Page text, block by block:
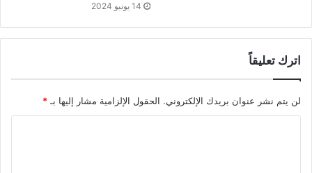
14 يونيو 2024
اترك تعليقاً
لن يتم نشر عنوان بريدك الإلكتروني. الحقول الإلزامية مشار إليها بـ *